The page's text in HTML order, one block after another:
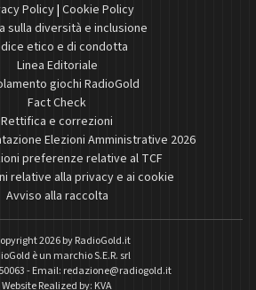
Policy| Cookie Policy
sulla diversità e inclusione
etico e di condotta
Linea Editoriale
giochi RadioGold
Fact Check
Rettifica e correzioni
Elezioni Amministrative 2026
preferenze relative al TCF
relative alla privacy e ai cookie
Avviso alla raccolta
2026 byRadioGold.it
è un marchio S.E.R. srl
- Email: redazione@radiogold.it
Website Realized by: KVA